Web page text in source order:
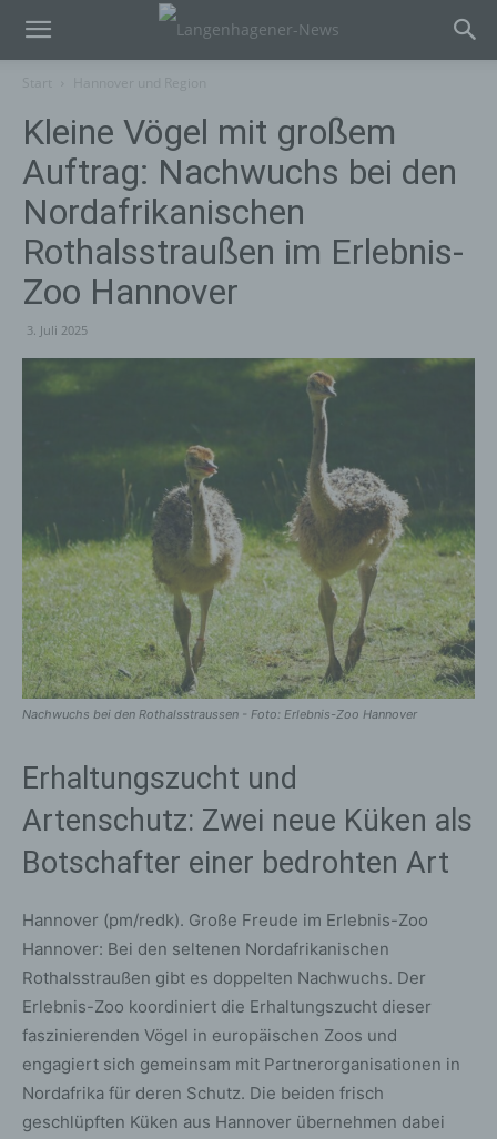
Kleine Vögel mit großem
Auftrag: Nachwuchs bei den
Nordafrikanischen
Rothalsstraußen im Erlebnis-
Zoo Hannover
3. Juli 2025
Nachwuchs bei den Rothalsstraussen - Foto: Erlebnis-Zoo Hannover
Erhaltungszucht und
Artenschutz: Zwei neue Küken als
Botschafter einer bedrohten Art
Hannover (pm/redk). Große Freude im Erlebnis-Zoo
Hannover: Bei den seltenen Nordafrikanischen
Rothalsstraußen gibt es doppelten Nachwuchs. Der
Erlebnis-Zoo koordiniert die Erhaltungszucht dieser
faszinierenden Vögel in europäischen Zoos und
engagiert sich gemeinsam mit Partnerorganisationen in
Nordafrika für deren Schutz. Die beiden frisch
geschlüpften Küken aus Hannover übernehmen dabei